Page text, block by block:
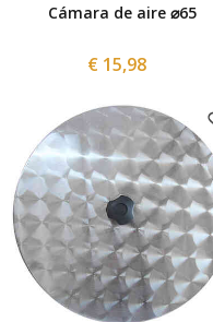
Cámara de aire ⌀65
€ 15,98